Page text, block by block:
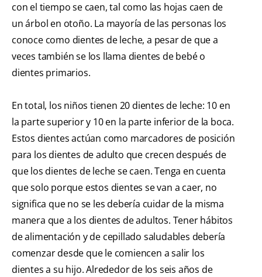
con el tiempo se caen, tal como las hojas caen de
un árbol en otoño. La mayoría de las personas los
conoce como dientes de leche, a pesar de que a
veces también se los llama dientes de bebé o
dientes primarios.
En total, los niños tienen 20 dientes de leche: 10 en
la parte superior y 10 en la parte inferior de la boca.
Estos dientes actúan como marcadores de posición
para los dientes de adulto que crecen después de
que los dientes de leche se caen. Tenga en cuenta
que solo porque estos dientes se van a caer, no
significa que no se les debería cuidar de la misma
manera que a los dientes de adultos. Tener hábitos
de alimentación y de cepillado saludables debería
comenzar desde que le comiencen a salir los
dientes a su hijo. Alrededor de los seis años de